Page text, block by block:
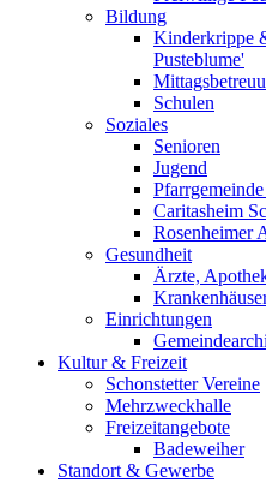
Bildung
Kinderkrippe
Pusteblume'
Schulen
Soziales
Senioren
Jugend
Caritasheim
Rosenheimer
Gesundheit
Ärzte,
Einrichtungen
Kultur & Freizeit
Schonstetter Vereine
Mehrzweckhalle
Freizeitangebote
Badeweiher
Standort & Gewerbe